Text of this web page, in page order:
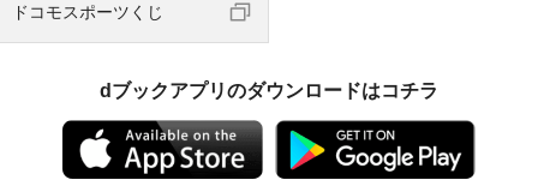
ドコモスポーツくじ
dブックアプリのダウンロードはコチラ